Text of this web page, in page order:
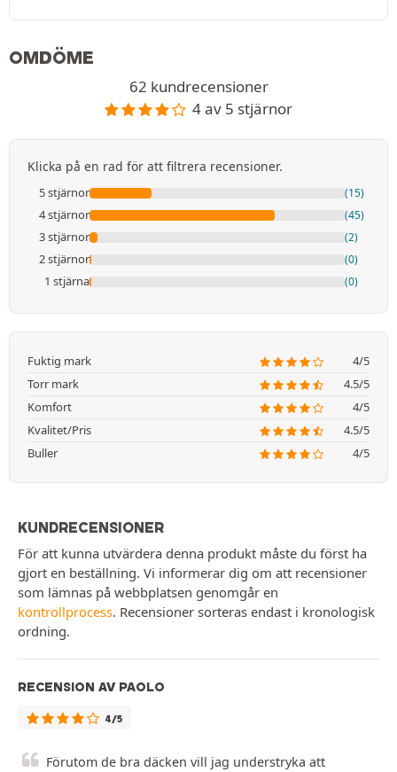
OMDÖME
62 kundrecensioner
4 av 5 stjärnor
Klicka på en rad för att filtrera recensioner.
5 stjärnor (15)
4 stjärnor (45)
3 stjärnor (2)
2 stjärnor (0)
1 stjärna (0)
Fuktig mark
4/5
Torr mark
4.5/5
Komfort
4/5
Kvalitet/Pris
4.5/5
Buller
4/5
KUNDRECENSIONER
För att kunna utvärdera denna produkt måste du först ha
gjort en beställning. Vi informerar dig om att recensioner
som lämnas på webbplatsen genomgår en
kontrollprocess. Recensioner sorteras endast i kronologisk
ordning.
RECENSION AV PAOLO
4/5
Förutom de bra däcken vill jag understryka att